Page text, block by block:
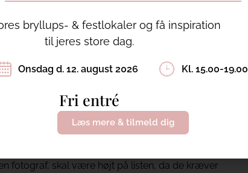
vejret!
muligt:
Den vil fungere som en guide til,
hjælper jer med at holde overblikket.
prioritet eller tidsfølsomhed. Nogle
fotograf, skal være højt på listen, da de kræver
bryllups- & festlokaler og få inspiration
til jeres store dag.
Onsdag d. 12. august 2026 Kl. 15.00-19.00
Fri entré
Læs mere & tilmeld dig